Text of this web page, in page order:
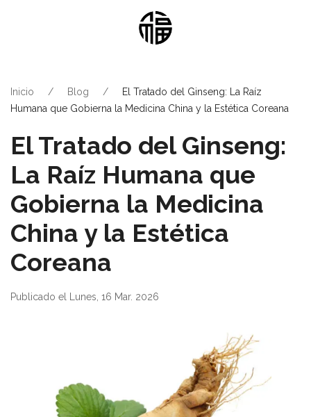
Inicio Blog
El Tratado del Ginseng: La Raíz
Humana que Gobierna la Medicina China y la Estética Coreana
El Tratado del Ginseng:
La Raíz Humana que
Gobierna la Medicina
China y la Estética
Coreana
Publicado el Lunes, 16 Mar. 2026